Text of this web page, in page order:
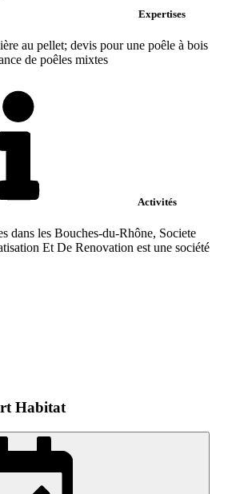
Expertises
au pellet; devis pour une poêle à bois
de poêles mixtes
Activités
dans les Bouches-du-Rhône, Societe
Et De Renovation est une société
Habitat